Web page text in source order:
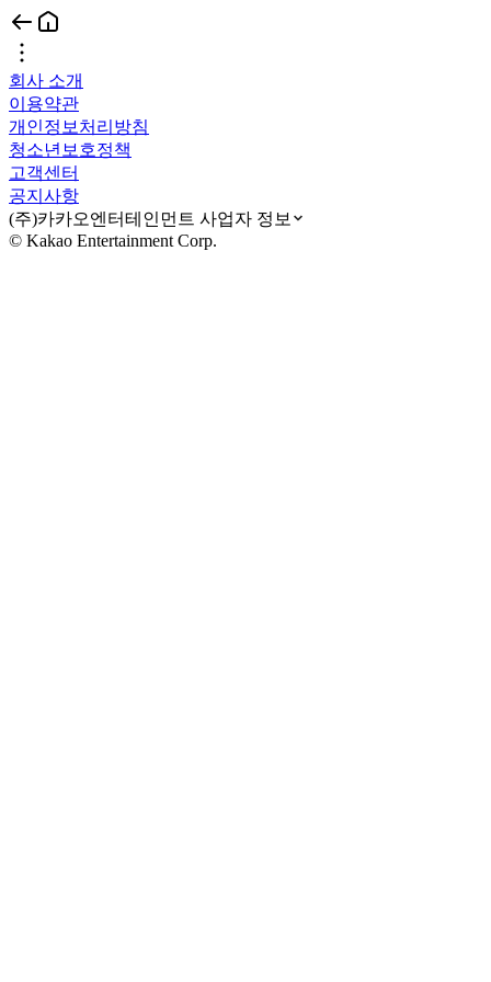
회사 소개
이용약관
개인정보처리방침
청소년보호정책
고객센터
공지사항
(주)카카오엔터테인먼트 사업자 정보
© Kakao Entertainment Corp.